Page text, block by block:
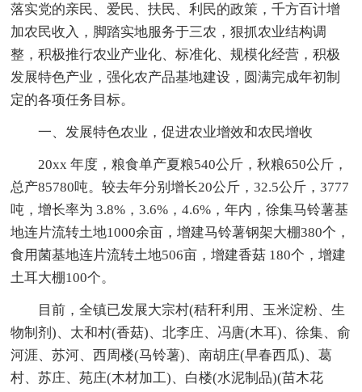
落实党的亲民、爱民、扶民、利民的政策，千方百计增
加农民收入，脚踏实地服务于三农，狠抓农业结构调
整，积极推行农业产业化、标准化、规模化经营，积极
发展特色产业，强化农产品基地建设，圆满完成年初制
定的各项任务目标。
一、发展特色农业，促进农业增效和农民增收
20xx 年度，粮食单产夏粮540公斤，秋粮650公斤，
总产85780吨。较去年分别增长20公斤，32.5公斤，3777
吨，增长率为 3.8%，3.6%，4.6%，年内，徐集马铃薯基
地连片流转土地1000余亩，增建马铃薯钢架大棚380个，
食用菌基地连片流转土地506亩，增建香菇 180个，增建
土耳大棚100个。
目前，全镇已发展大宗村(秸秆利用、玉米淀粉、生
物制剂)、太和村(香菇)、北李庄、冯唐(木耳)、徐集、俞
河涯、苏河、西周楼(马铃薯)、南胡庄(早春西瓜)、葛
村、苏庄、苑庄(木材加工)、白楼(水泥制品)(苗木花